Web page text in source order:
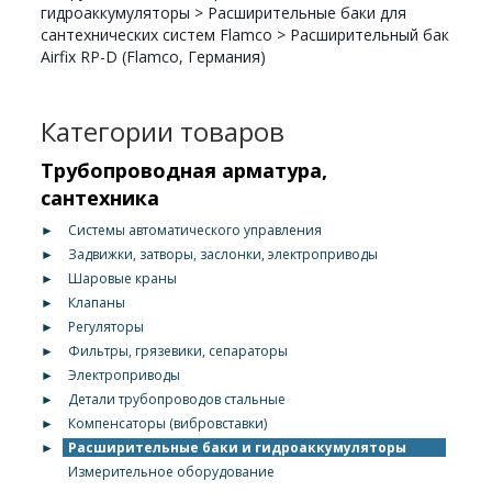
гидроаккумуляторы > Расширительные баки для
сантехнических систем Flamco > Расширительный бак
Airfix RP-D (Flamco, Германия)
Категории товаров
Трубопроводная арматура,
сантехника
►
Системы автоматического управления
►
Задвижки, затворы, заслонки, электроприводы
►
Шаровые краны
►
Клапаны
►
Регуляторы
►
Фильтры, грязевики, сепараторы
►
Электроприводы
►
Детали трубопроводов стальные
►
Компенсаторы (вибровставки)
►
Расширительные баки и гидроаккумуляторы
Измерительное оборудование